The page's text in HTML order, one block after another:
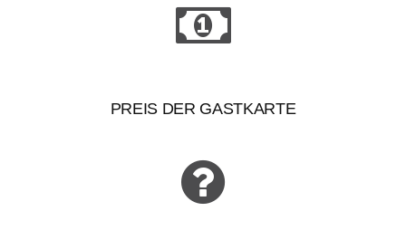
PREIS DER GASTKARTE